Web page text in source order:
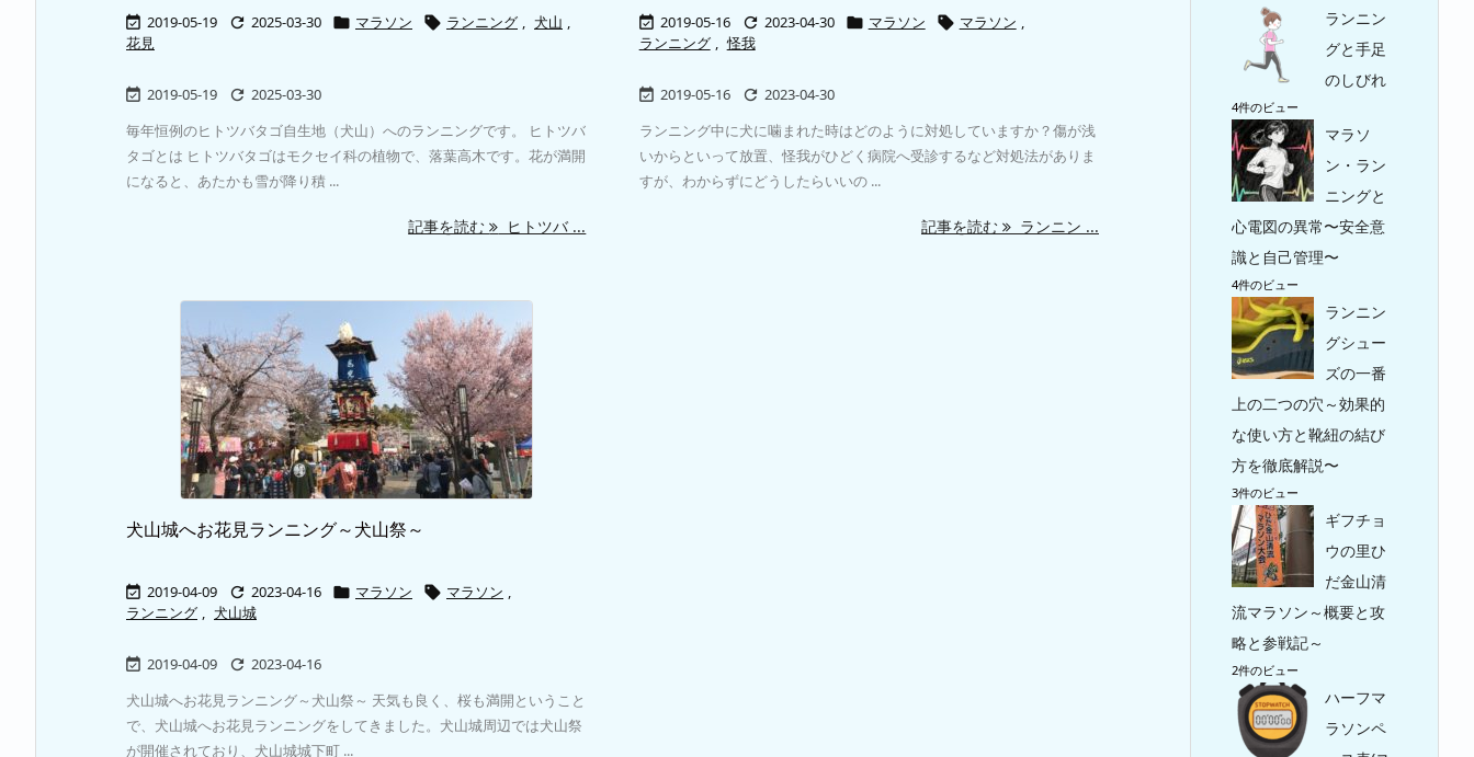
 2019-05-19  2025-03-30  マラソン  ランニング , 犬山 ,
花見
 2019-05-19  2025-03-30
毎年恒例のヒトツバタゴ自生地（犬山）へのランニングです。 ヒトツバ
タゴとは ヒトツバタゴはモクセイ科の植物で、落葉高木です。花が満開
になると、あたかも雪が降り積 ...
記事を読む ヒトツバ ...
 2019-05-16  2023-04-30  マラソン  マラソン ,
ランニング , 怪我
 2019-05-16  2023-04-30
ランニング中に犬に噛まれた時はどのように対処していますか？傷が浅
いからといって放置、怪我がひどく病院へ受診するなど対処法がありま
すが、わからずにどうしたらいいの ...
記事を読む ランニン ...
犬山城へお花見ランニング～犬山祭～
 2019-04-09  2023-04-16  マラソン  マラソン ,
ランニング , 犬山城
 2019-04-09  2023-04-16
犬山城へお花見ランニング～犬山祭～ 天気も良く、桜も満開ということ
で、犬山城へお花見ランニングをしてきました。犬山城周辺では犬山祭
が開催されており、犬山城城下町 ...
ランニン
グと手足
のしびれ
4件のビュー
マラソ
ン・ラン
ニングと
心電図の異常〜安全意
識と自己管理〜
4件のビュー
ランニン
グシュー
ズの一番
上の二つの穴～効果的
な使い方と靴紐の結び
方を徹底解説〜
3件のビュー
ギフチョ
ウの里ひ
だ金山清
流マラソン～概要と攻
略と参戦記～
2件のビュー
ハーフマ
ラソンペ